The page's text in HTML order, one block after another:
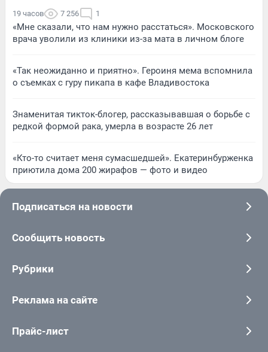
19 часов 7 256 1
«Мне сказали, что нам нужно расстаться». Московского
врача уволили из клиники из-за мата в личном блоге
«Так неожиданно и приятно». Героиня мема вспомнила
о съемках с гуру пикапа в кафе Владивостока
Знаменитая тикток-блогер, рассказывавшая о борьбе с
редкой формой рака, умерла в возрасте 26 лет
«Кто-то считает меня сумасшедшей». Екатеринбурженка
приютила дома 200 жирафов — фото и видео
Подписаться на новости
Сообщить новость
Рубрики
Реклама на сайте
Прайс-лист